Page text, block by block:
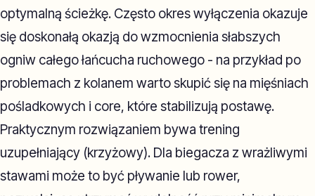
optymalną ścieżkę. Często okres wyłączenia okazuje
się doskonałą okazją do wzmocnienia słabszych
ogniw całego łańcucha ruchowego - na przykład po
problemach z kolanem warto skupić się na mięśniach
pośladkowych i core, które stabilizują postawę.
Praktycznym rozwiązaniem bywa trening
uzupełniający (krzyżowy). Dla biegacza z wrażliwymi
stawami może to być pływanie lub rower,